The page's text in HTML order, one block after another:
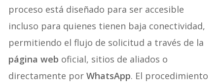
proceso está diseñado para ser accesible
incluso para quienes tienen baja conectividad,
permitiendo el flujo de solicitud a través de la
página web oficial, sitios de aliados o
directamente porWhatsApp. El procedimiento